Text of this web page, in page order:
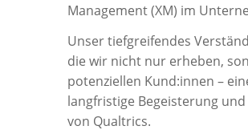
Management (XM) im
Unser tiefgreifendes
die wir nicht nur erheben,
potenziellen Kund:innen –
langfristige Begeisterung
von Qualtrics.